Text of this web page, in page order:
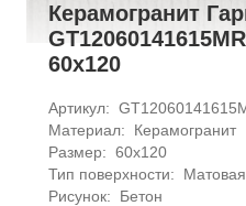
Керамогранит
60x120
Артикул:
Материал:
Керамогранит
Размер: 60x120
Тип поверхности:
Матовая
Рисунок:
Бетон